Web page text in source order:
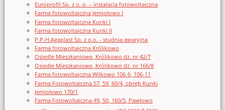
Europrofil Sp. z o. o. – instalacja fotowoltaiczna
Farma fotowoltaiczna Jemiołowo I
Farma fotowoltaiczna Kunki I
Farma fotowoltaiczna Kunki II
P.P-H.Agaplast Sp. z o.o. - studnia awaryjna
Farma fotowoltaiczna Królikowo
Osiedle Mieszkaniowe, Królikowo dz. nr 42/7
Osiedle Mieszkaniowe, Królikowo dz. nr 166/8
Farma fotowoltaiczna Wilkowo 106-6, 106-11
Farma Fotowoltaiczna 57, 59, 60/4, obręb Kunki
Jemiołowo 170/1
Farma Fotowoltaiczna 49, 50, 160/5, Pawłowo